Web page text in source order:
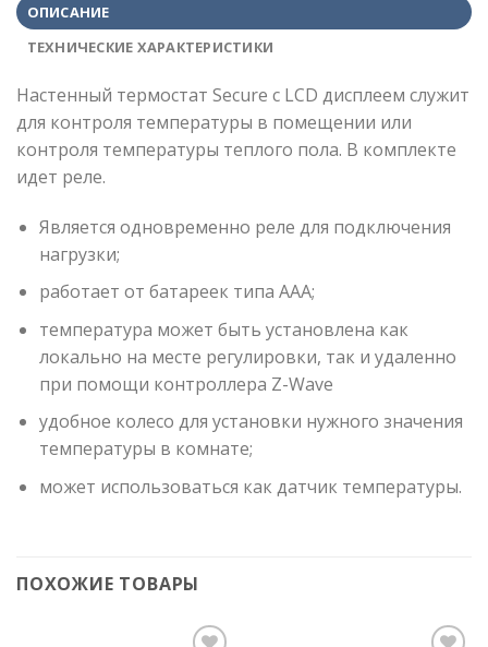
ОПИСАНИЕ
ТЕХНИЧЕСКИЕ ХАРАКТЕРИСТИКИ
Настенный термостат Secure с LCD дисплеем служит
для контроля температуры в помещении или
контроля температуры теплого пола. В комплекте
идет реле.
Является одновременно реле для подключения
нагрузки;
работает от батареек типа ААА;
температура может быть установлена как
локально на месте регулировки, так и удаленно
при помощи контроллера Z-Wave
удобное колесо для установки нужного значения
температуры в комнате;
может использоваться как датчик температуры.
ПОХОЖИЕ ТОВАРЫ